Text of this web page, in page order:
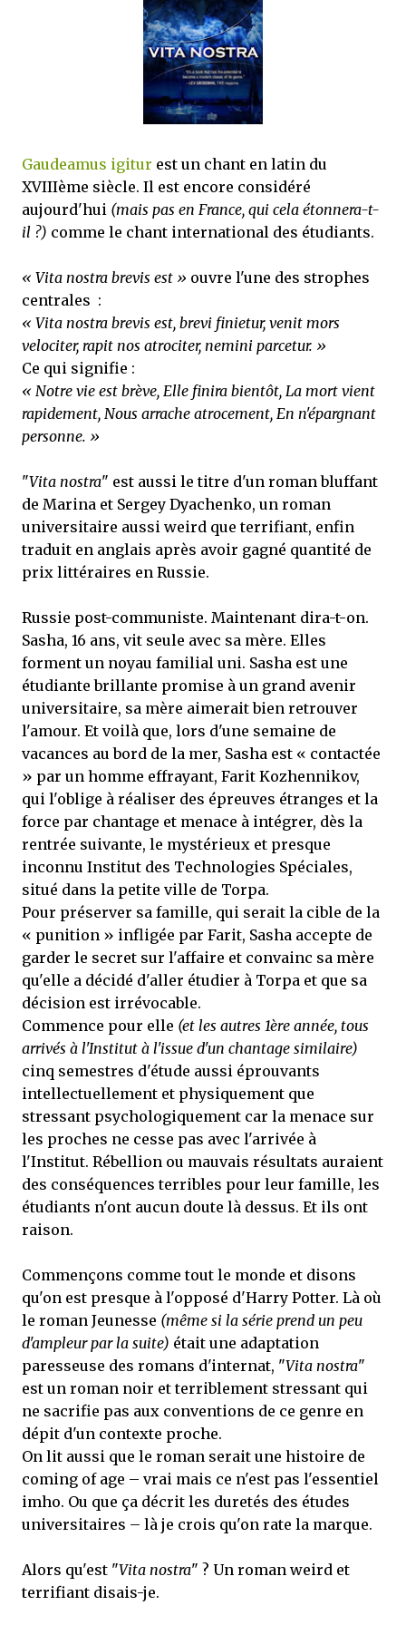
mettre sous tous les yeux. C'est cela...
Gaudeamus igitur est un chant en latin du
XVIIIème siècle. Il est encore considéré
aujourd'hui (mais pas en France, qui cela étonnera-t-
il ?) comme le chant international des étudiants.
« Vita nostra brevis est » ouvre l'une des strophes
centrales :
« Vita nostra brevis est, brevi finietur, venit mors
velociter, rapit nos atrociter, nemini parcetur. »
Ce qui signifie :
« Notre vie est brève, Elle finira bientôt, La mort vient
rapidement, Nous arrache atrocement, En n'épargnant
personne. »
"Vita nostra" est aussi le titre d'un roman bluffant
de Marina et Sergey Dyachenko, un roman
universitaire aussi weird que terrifiant, enfin
traduit en anglais après avoir gagné quantité de
prix littéraires en Russie.
Russie post-communiste. Maintenant dira-t-on.
Sasha, 16 ans, vit seule avec sa mère. Elles
forment un noyau familial uni. Sasha est une
étudiante brillante promise à un grand avenir
universitaire, sa mère aimerait bien retrouver
l'amour. Et voilà que, lors d'une semaine de
vacances au bord de la mer, Sasha est « contactée
» par un homme effrayant, Farit Kozhennikov,
qui l'oblige à réaliser des épreuves étranges et la
force par chantage et menace à intégrer, dès la
rentrée suivante, le mystérieux et presque
inconnu Institut des Technologies Spéciales,
situé dans la petite ville de Torpa.
Pour préserver sa famille, qui serait la cible de la
« punition » infligée par Farit, Sasha accepte de
garder le secret sur l'affaire et convainc sa mère
qu'elle a décidé d'aller étudier à Torpa et que sa
décision est irrévocable.
Commence pour elle (et les autres 1ère année, tous
arrivés à l'Institut à l'issue d'un chantage similaire)
cinq semestres d'étude aussi éprouvants
intellectuellement et physiquement que
stressant psychologiquement car la menace sur
les proches ne cesse pas avec l'arrivée à
l'Institut. Rébellion ou mauvais résultats auraient
des conséquences terribles pour leur famille, les
étudiants n'ont aucun doute là dessus. Et ils ont
raison.
Commençons comme tout le monde et disons
qu'on est presque à l'opposé d'Harry Potter. Là où
le roman Jeunesse (même si la série prend un peu
d'ampleur par la suite) était une adaptation
paresseuse des romans d'internat, "Vita nostra"
est un roman noir et terriblement stressant qui
ne sacrifie pas aux conventions de ce genre en
dépit d'un contexte proche.
On lit aussi que le roman serait une histoire de
coming of age – vrai mais ce n'est pas l'essentiel
imho. Ou que ça décrit les duretés des études
universitaires – là je crois qu'on rate la marque.
Alors qu'est "Vita nostra" ? Un roman weird et
terrifiant disais-je.